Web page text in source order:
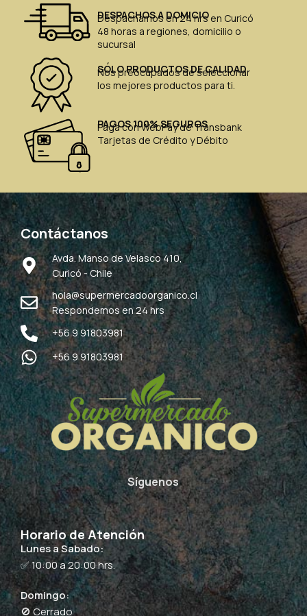
DESPACHOS A DOMICIO
Despachamos en 24 hrs en Curicó
48 horas a regiones, domicilio o
sucursal
SÓLO PRODUCTOS DE CALIDAD
Nos preocupados de seleccionar
los mejores productos para ti.
PAGOS 100% SEGUROS
Paga con WebPay de Transbank
Tarjetas de Crédito y Débito
Contáctanos
Avda. Manso de Velasco 410,
Curicó - Chile
hola@supermercadoorganico.cl
Respondemos en 24 hrs
+56 9 91803981
+56 9 91803981
Síguenos
Horario de Atención
Lunes a Sabado:
✅ 10:00 a 20:00 hrs.
Domingo:
🚫 Cerrado